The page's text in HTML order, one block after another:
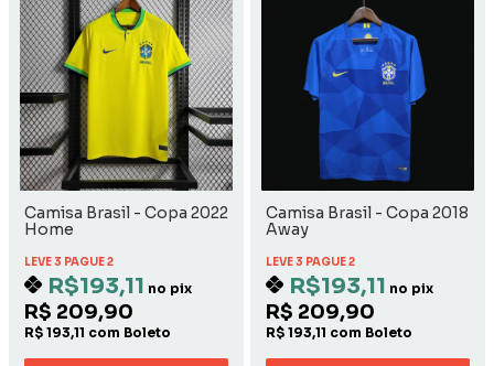
Camisa Brasil - Copa 2022
Home
LEVE 3 PAGUE 2
R$193,11 no pix
R$ 209,90
R$ 193,11 com Boleto
Camisa Brasil - Copa 2018
Away
LEVE 3 PAGUE 2
R$193,11 no pix
R$ 209,90
R$ 193,11 com Boleto